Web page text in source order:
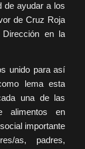
de ayudar a los
de Cruz Roja
en la
unido para así
lema esta
una de las
alimentos en
importante
as, padres,